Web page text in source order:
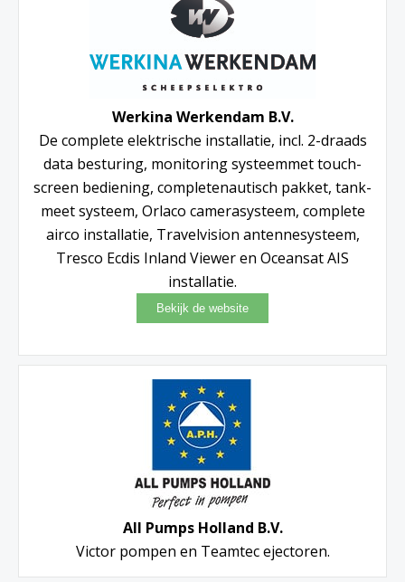
Werkina Werkendam B.V.
De complete elektrische installatie, incl. 2-draads
data besturing, monitoring systeemmet touch-
screen bediening, completenautisch pakket, tank-
meet systeem, Orlaco camerasysteem, complete
airco installatie, Travelvision antennesysteem,
Tresco Ecdis Inland Viewer en Oceansat AIS
installatie.
All Pumps Holland B.V.
Victor pompen en Teamtec ejectoren.